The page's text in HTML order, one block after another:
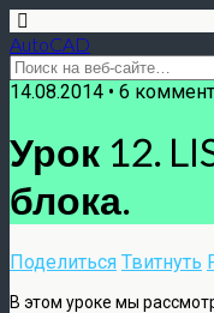
AutoCAD
14.08.2014 • 6
Урок 12.
блока.
Поделиться Твитнуть
В этом уроке мы